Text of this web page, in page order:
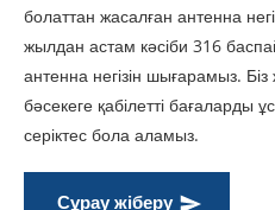
болаттан жасалған антенна
жылдан астам кәсіби 316
антенна негізін шығарамыз.
бәсекеге қабілетті
серіктес бола аламыз.
Сұрау жіберу